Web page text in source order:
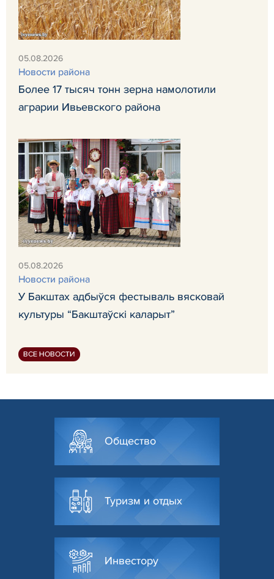
05.08.2026
Новости района
Более 17 тысяч тонн зерна намолотили
аграрии Ивьевского района
05.08.2026
Новости района
У Бакштах адбыўся фестываль вясковай
культуры “Бакштаўскі каларыт”
ВСЕ НОВОСТИ
Общество
Туризм и отдых
Инвестору